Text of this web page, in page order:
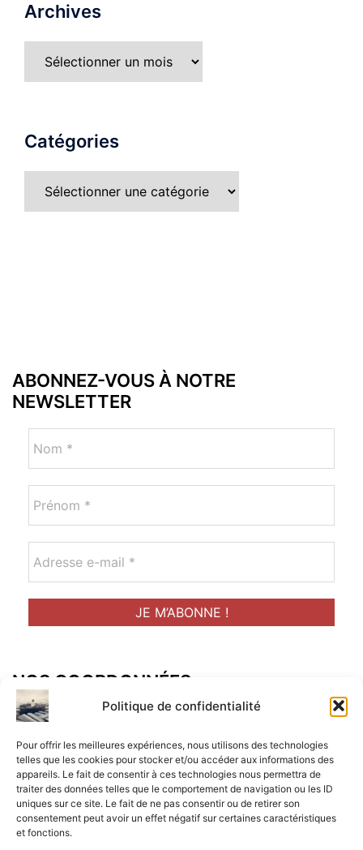
Politique de confidentialité
Pour offrir les meilleures expériences, nous utilisons des technologies
telles que les cookies pour stocker et/ou accéder aux informations des
appareils. Le fait de consentir à ces technologies nous permettra de
traiter des données telles que le comportement de navigation ou les ID
uniques sur ce site. Le fait de ne pas consentir ou de retirer son
consentement peut avoir un effet négatif sur certaines caractéristiques
et fonctions.
Archives
Catégories
ABONNEZ-VOUS À NOTRE
NEWSLETTER
NOS COORDONNÉES
Adresse postal :
ALCF
34 Rue René Brunen
33950 LEGE CAP-FERRET
Mail :
contact@aperitif-litteraire-cap-ferret.fr